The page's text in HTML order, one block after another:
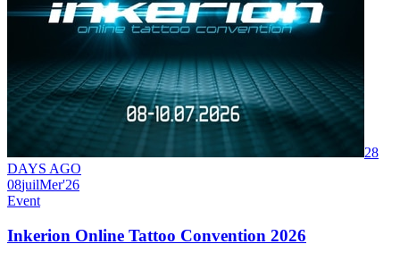
28
DAYS AGO
08juilMer'26
Event
Inkerion Online Tattoo Convention 2026